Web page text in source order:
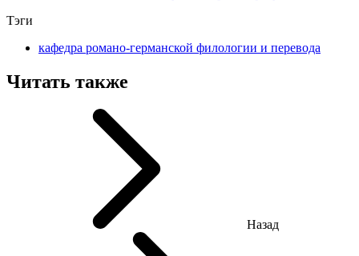
Тэги
кафедра романо-германской филологии и перевода
Читать также
Назад